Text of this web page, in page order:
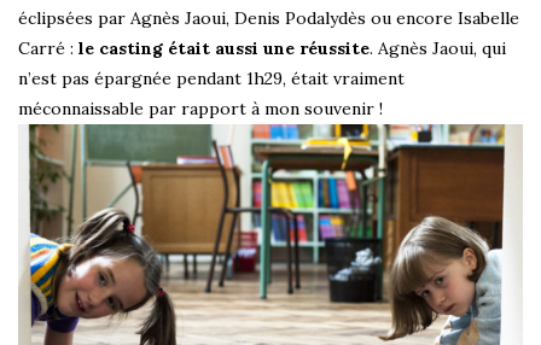
éclipsées par Agnès Jaoui, Denis Podalydès ou encore Isabelle
Carré : le casting était aussi une réussite. Agnès Jaoui, qui
n’est pas épargnée pendant 1h29, était vraiment
méconnaissable par rapport à mon souvenir !